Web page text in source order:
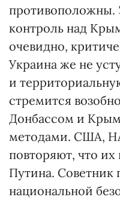
противоположны.
контроль над
очевидно,
Украина же не
и
стремится
Донбассом и
методами. США,
повторяют, что
Путина.
национальной